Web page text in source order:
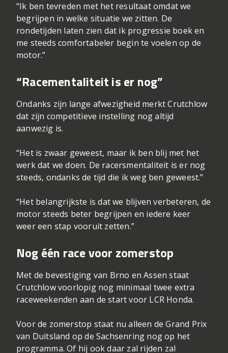
“Ik ben tevreden met het resultaat omdat we
begrijpen in welke situatie we zitten. De
rondetijden laten zien dat ik progressie boek en
me steeds comfortabeler begin te voelen op de
motor.”
“Racementaliteit is er nog”
Ondanks zijn lange afwezigheid merkt Crutchlow
dat zijn competitieve instelling nog altijd
aanwezig is.
“Het is zwaar geweest, maar ik ben blij met het
werk dat we doen. De racersmentaliteit is er nog
steeds, ondanks de tijd die ik weg ben geweest.”
“Het belangrijkste is dat we blijven verbeteren, de
motor steeds beter begrijpen en iedere keer
weer een stap vooruit zetten.”
Nog één race voor zomerstop
Met de bevestiging van Brno en Assen staat
Crutchlow voorlopig nog minimaal twee extra
raceweekenden aan de start voor LCR Honda.
Voor de zomerstop staat nu alleen de Grand Prix
van Duitsland op de Sachsenring nog op het
programma. Of hij ook daar zal rijden zal